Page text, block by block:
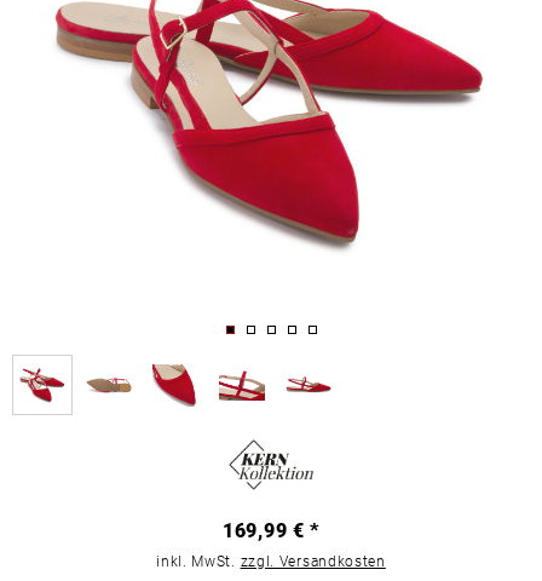
169,99 € *
inkl. MwSt. zzgl. Versandkosten